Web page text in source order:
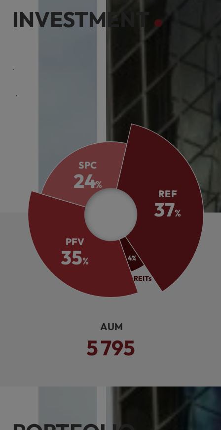
INVESTMENT
제공합니다.
수익창출을 목표로 합니다.
REF
37%
REITs
4%
PFV
35%
SPC
24%
운용 AUM
5795